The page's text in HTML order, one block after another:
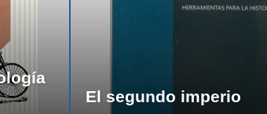
El segundo imperio